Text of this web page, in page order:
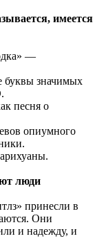
имеется
—
буквы значимых
песня о
опиумного
люди
принесли в
Они
и надежду, и